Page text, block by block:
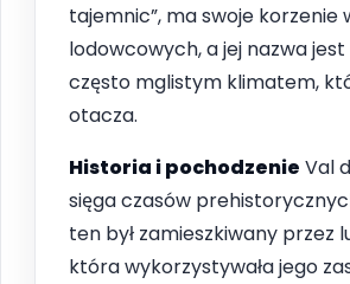
tajemnic”, ma swoje korzenie
lodowcowych, a jej nazwa jest
często mglistym klimatem,
otacza.
Historia i pochodzenie Val
sięga czasów
ten był zamieszkiwany przez
która wykorzystywała jego